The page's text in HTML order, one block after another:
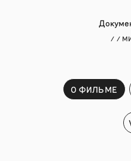
/ /
О ФИЛЬМЕ